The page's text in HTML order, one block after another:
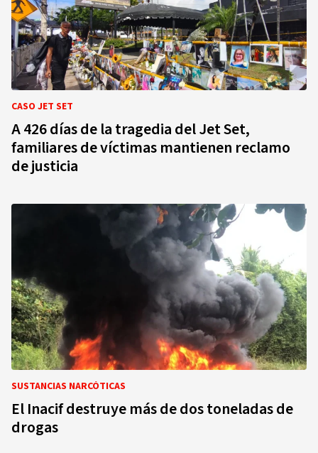
CASO JET SET
A 426 días de la tragedia del Jet Set,
familiares de víctimas mantienen reclamo
de justicia
SUSTANCIAS NARCÓTICAS
El Inacif destruye más de dos toneladas de
drogas